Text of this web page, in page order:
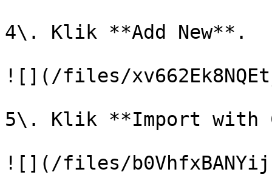
4\. Klik **Add New**.
![](/files/
5\. Klik **Import with
![](/files/